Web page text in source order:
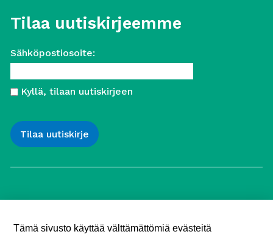
Tilaa uutiskirjeemme
Sähköpostiosoite:
Kyllä, tilaan uutiskirjeen
Työttömien Keskusjärjestö ry
00100 Helsinki
Tämä sivusto käyttää välttämättömiä evästeitä